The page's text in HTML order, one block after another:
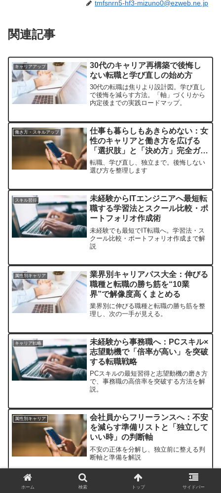
tmfsnrn5-hf3-mizuno0@ezweb.ne.jp
関連記事
キャリアアップ
30代のキャリア再構築で後悔し
ない転職と学び直しの始め方
30代の転職は焦りより設計図。学び直し
で後悔を減らす方法。「軸」づくりから
内定後までの実践ロードマップ。
働き方・スキルアップ
仕事も暮らしもあきらめない：女
性のキャリアと働き方を広げる
「選択肢」と「決め方」完全ガイ
ド
転職、学び直し、独立まで。後悔しない
選び方を整理します
スキル習得
未経験からITエンジニアへ最短転
職する学習法とスクール比較・ポ
ートフォリオ作成術
未経験でも最短でIT転職へ。学習法・ス
クール比較・ポートフォリオ作成まで解
説
属性別キャリア
業界別キャリアパス大全：伸びる
職種と転職の勝ち筋を“10業
界”で解像度高くまとめる
業界別に伸びる職種と転職の勝ち筋を整
理し、次の一手が見える。
キャリア戦略
未経験から事務職へ：PCスキル×
志望動機で「倍率が高い」を突破
する転職戦略
PCスキルの最短習得と志望動機の磨き方
で、事務職の高倍率を突破する方法を解
説。
属性別キャリア
会社員からフリーランスへ：不安
を減らす準備リストと「独立して
いい時」の判断軸
不安の正体を分解し、独立前に整える判
断軸と準備を解説
ホーム 検索 トップ サイドバー